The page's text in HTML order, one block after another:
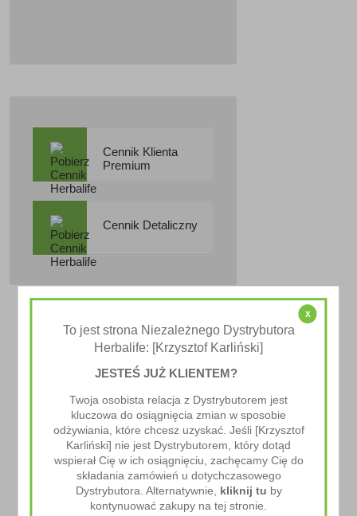
Cennik Klienta
Premium
Cennik Detaliczny
x
To jest strona Niezależnego Dystrybutora
Herbalife: [Krzysztof Karliński]
JESTEŚ JUŻ KLIENTEM?
Twoja osobista relacja z Dystrybutorem jest
kluczowa do osiągnięcia zmian w sposobie
odżywiania, które chcesz uzyskać. Jeśli [Krzysztof
Karliński] nie jest Dystrybutorem, który dotąd
wspierał Cię w ich osiągnięciu, zachęcamy Cię do
składania zamówień u dotychczasowego
Dystrybutora. Alternatywnie, kliknij tu by
kontynuować zakupy na tej stronie.